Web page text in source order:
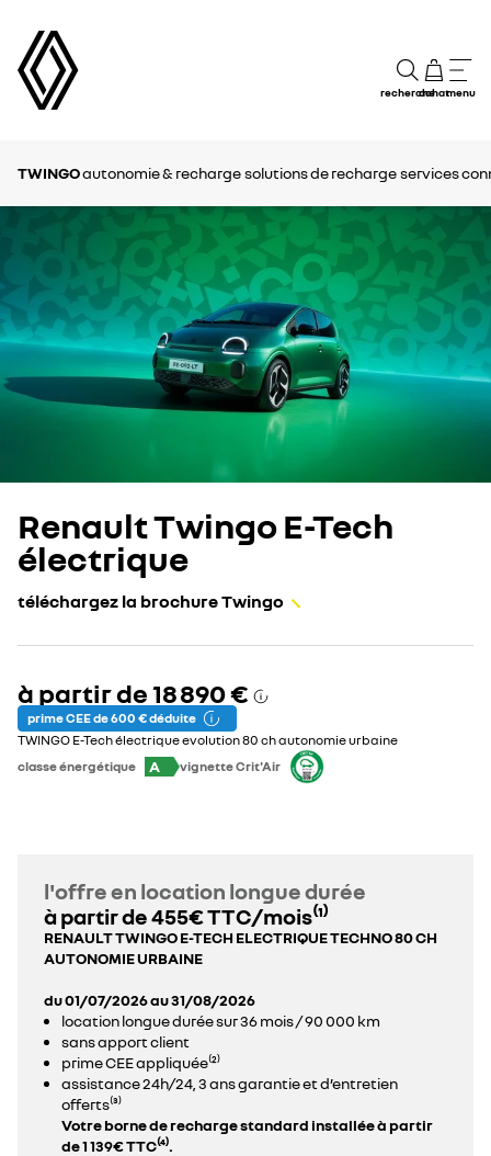
rechercheachatmenu
TWINGOautonomie & recharge solutions de rechargeservices
Renault Twingo E-Tech
électrique
téléchargez la brochure Twingo
à partir de18 890 €
prime CEE de 600 € déduite
TWINGO E-Tech électrique evolution 80 ch autonomie urbaine
classe énergétique
A vignette Crit'Air
l'offre en location longue durée
à partir de 455€ TTC/mois⁽¹⁾
RENAULT TWINGO E-TECH ELECTRIQUE TECHNO 80 CH
AUTONOMIE URBAINE
du 01/07/2026 au 31/08/2026
location longue durée sur 36 mois / 90 000 km
sans apport client
prime CEE appliquée⁽²⁾
assistance 24h/24, 3 ans garantie et d’entretien
offerts⁽³⁾
Votre borne de recharge standard installée à partir
de 1 139€ TTC⁽⁴⁾.